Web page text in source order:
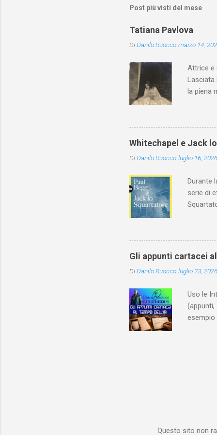
Post più visti del mese
Tatiana Pavlova
DiDanilo Ruocco marzo 14,
Attrice e
Lasciata
la piena
Whitechapel e Jack
DiDanilo Ruocco luglio 16, 2026
Durante
serie di
dedica
classe
Gli appunti cartacei
DiDanilo Ruocco luglio 23, 2026
Uso le
(appunti,
esempio
Questo sito non